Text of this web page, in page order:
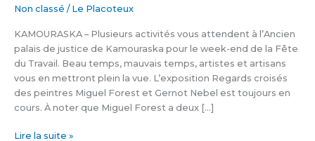
Non classé / Le Placoteux
KAMOURASKA – Plusieurs activités vous attendent à l’Ancien
palais de justice de Kamouraska pour le week-end de la Fête
du Travail. Beau temps, mauvais temps, artistes et artisans
vous en mettront plein la vue. L’exposition Regards croisés
des peintres Miguel Forest et Gernot Nebel est toujours en
cours. À noter que Miguel Forest a deux […]
Travail
l’Ancien
palais
de
justice
Lire la suite »